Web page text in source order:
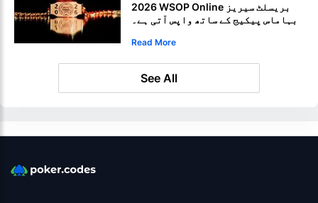
2026 WSOP Online بریسلٹ سیریز
بہاماس پیکیج کے ساتھ واپس آتی ہے۔
Read More
See All